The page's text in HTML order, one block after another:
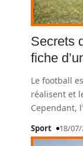
Secrets
fiche
Le football
réalisent et
Cependant,
Sport 18/07/